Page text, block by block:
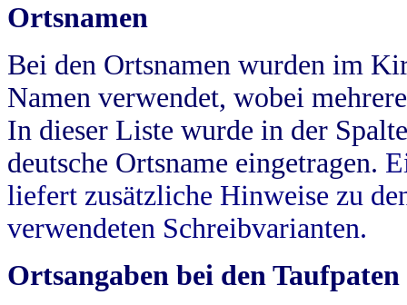
Ortsnamen
Bei den Ortsnamen wurden im
Namen verwendet, wobei
In dieser Liste wurde in der
deutsche Ortsname eingetragen.
liefert zusätzliche Hinweise zu
verwendeten Schreibvarianten.
Ortsangaben bei den Taufpaten